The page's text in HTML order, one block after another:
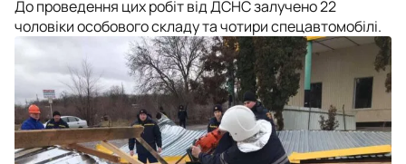
До проведення цих робіт від ДСНС залучено 22
чоловіки особового складу та чотири спецавтомобілі.